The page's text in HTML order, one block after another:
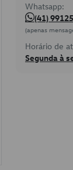
Whatsapp:
(41)
(apenas
Horário de
Segunda à